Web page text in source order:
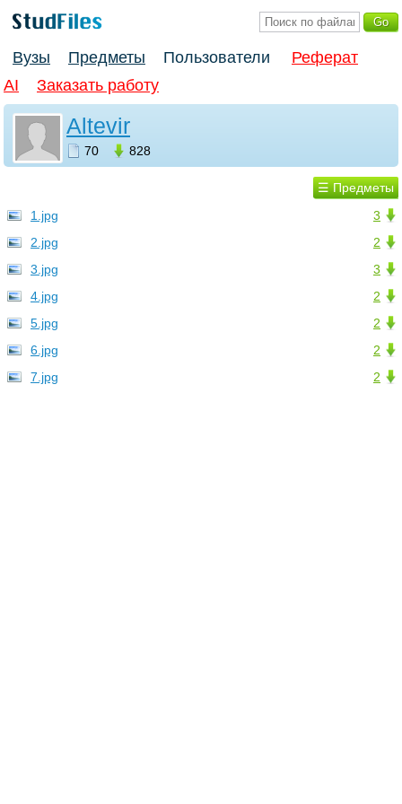
Вузы Предметы Пользователи
Реферат
AI
Заказать работу
Altevir
70 828
☰ Предметы
3
1.jpg
2
2.jpg
3
3.jpg
2
4.jpg
2
5.jpg
2
6.jpg
2
7.jpg